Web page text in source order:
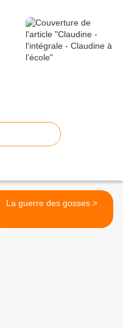
La guerre des gosses >